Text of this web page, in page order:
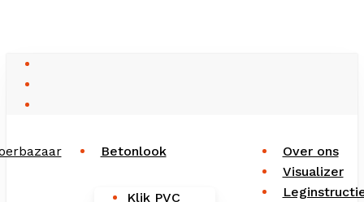
Betonlook
Klik PVC
Over ons
Visualizer